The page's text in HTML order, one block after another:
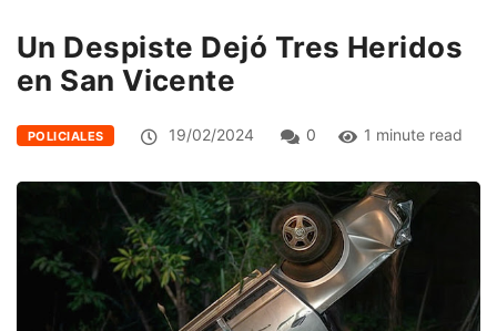
Un Despiste Dejó Tres Heridos
en San Vicente
POLICIALES 19/02/2024 0 1 minute read